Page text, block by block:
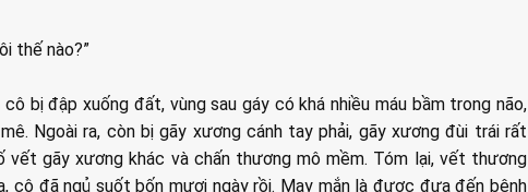
thế nào?”
cô bị đập xuống đất, vùng sau gáy có khá nhiều máu bầm trong não,
Ngoài ra, còn bị gãy xương cánh tay phải, gãy xương đùi trái rất
vết gãy xương khác và chấn thương mô mềm. Tóm lại, vết thương
cô đã ngủ suốt bốn mươi ngày rồi. May mắn là được đưa đến bệnh